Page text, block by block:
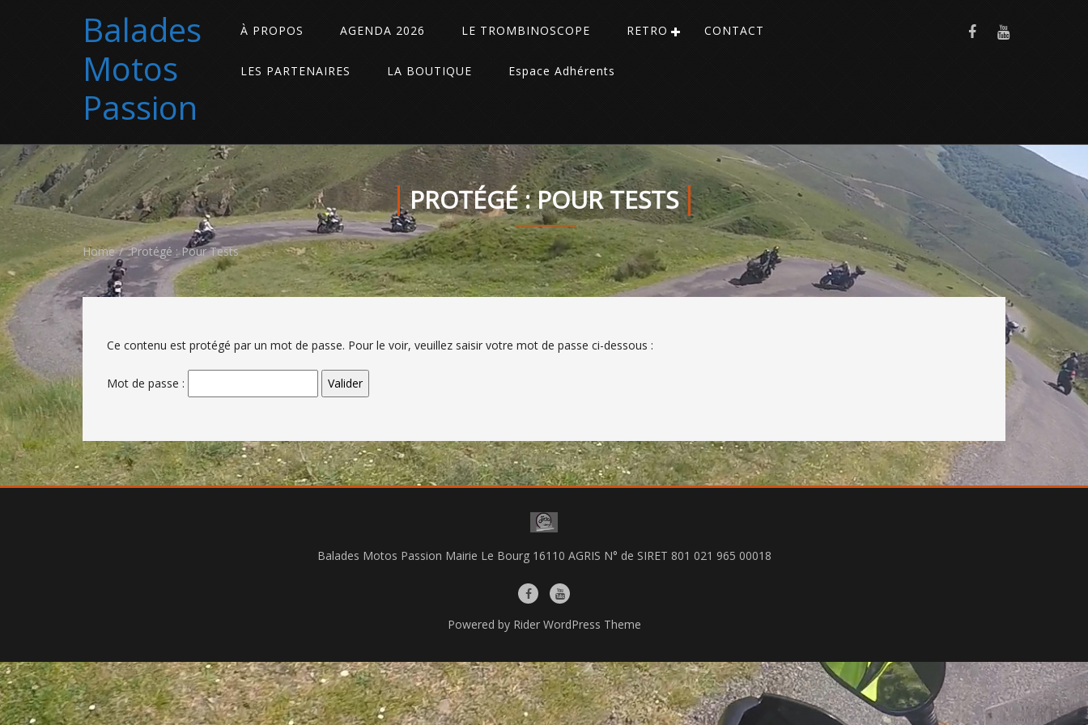
Balades
Motos
Passion
À PROPOS AGENDA 2026 LE TROMBINOSCOPE RETRO CONTACT
LES PARTENAIRES LA BOUTIQUE Espace Adhérents
PROTÉGÉ : POUR TESTS
Home Protégé : Pour Tests
Ce contenu est protégé par un mot de passe. Pour le voir, veuillez saisir votre mot de passe ci-dessous :
Mot de passe :
Balades Motos Passion Mairie Le Bourg 16110 AGRIS N° de SIRET 801 021 965 00018
Powered by Rider WordPress Theme